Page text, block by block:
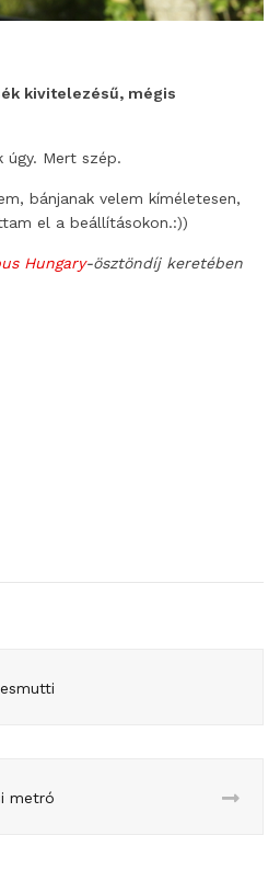
kivitelezésű, mégis
úgy. Mert szép.
bánjanak velem kíméletesen,
el a beállításokon.:))
Hungary-ösztöndíj keretében
metró